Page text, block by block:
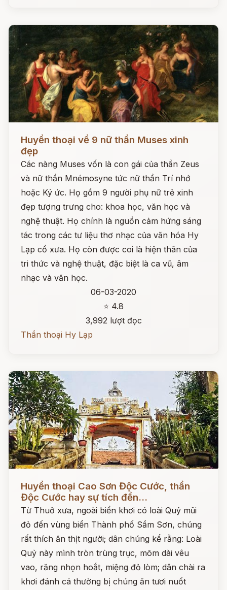
Đọc ngay
Huyền thoại về 9 nữ thần Muses xinh
đẹp
Các nàng Muses vốn là con gái của thần Zeus
và nữ thần Mnémosyne tức nữ thần Trí nhớ
hoặc Ký ức. Họ gồm 9 người phụ nữ trẻ xinh
đẹp tượng trưng cho: khoa học, văn học và
nghệ thuật. Họ chính là nguồn cảm hứng sáng
tác trong các tư liệu thơ nhạc của văn hóa Hy
Lạp cổ xưa. Họ còn được coi là hiện thân của
tri thức và nghệ thuật, đặc biệt là ca vũ, âm
nhạc và văn học.
06-03-2020
⭐ 4.8
3,992 lượt đọc
Thần thoại Hy Lạp
Đọc ngay
Huyền thoại Cao Sơn Độc Cước, thần
Độc Cước hay sự tích đền...
Từ Thuở xưa, ngoài biển khơi có loài Quỷ mũi
đỏ đến vùng biển Thành phố Sầm Sơn, chúng
rất thích ăn thịt người; dân chúng kể rằng: Loài
Quỷ này mình tròn trùng trục, mõm dài vêu
vao, răng nhọn hoắt, miệng đỏ lòm; dân chài ra
khơi đánh cá thường bị chúng ăn tươi nuốt